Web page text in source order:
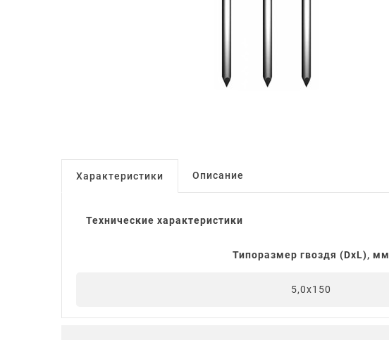
Характеристики Описание
Технические характеристики
Типоразмер гвоздя (DxL), мм
5,0x150